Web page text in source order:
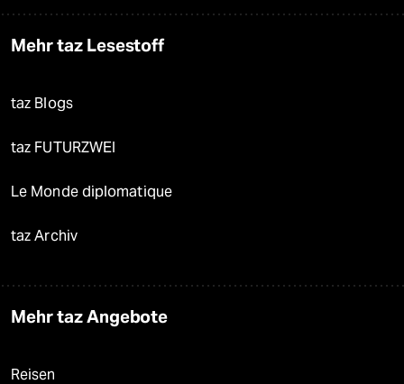
Mehr taz Lesestoff
taz Blogs
taz FUTURZWEI
Le Monde diplomatique
taz Archiv
Mehr taz Angebote
Reisen